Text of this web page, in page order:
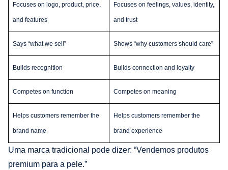
Focuses on logo, product, price,
and features
Focuses on feelings, values, identity,
and trust
Says “what we sell” Shows “why customers should care”
Builds recognition Builds connection and loyalty
Competes on function Competes on meaning
Helps customers remember the
brand name
Helps customers remember the
brand experience
Uma marca tradicional pode dizer: “Vendemos produtos
premium para a pele.”